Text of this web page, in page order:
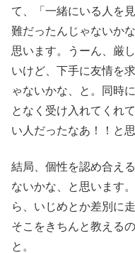
て、「一緒にいる人を
難だったんじゃないか
思います。うーん、厳
いけど、下手に友情を
ゃないかな、と。同時
となく受け入れてくれ
い人だったなあ！！と思
結局、個性を認め合え
ないかな、と思います
ら、いじめとか差別に
そこをきちんと教える
と。